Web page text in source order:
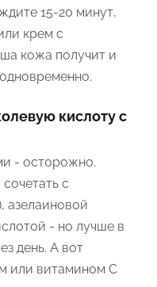
15-20 минут,
крем с
кожа получит и
кислоту с
- осторожно.
с
азелаиновой
- но лучше в
день. А вот
или витамином С